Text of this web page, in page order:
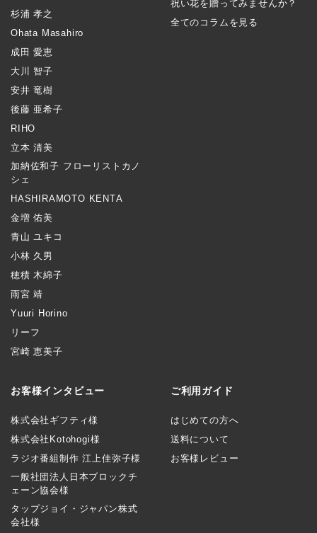
杉浦 孝之
Ohata Masahiro
成田 愛恵
大川 智子
安井 竜樹
後藤 亜希子
RIHO
立本 清美
加納佐和子 フローリストカノ
シェ
HASHIRAMOTO KENTA
金増 佑美
青山 ユキコ
小林 久男
穂積 木綿子
雨宮 靖
Yuuri Horino
リーフ
宮崎 恵美子
祝い花を贈ってみませんか？
全てのコラムを見る
お客様インタビュー
株式会社ギフティ様
株式会社Kotohogi様
ラジオ番組制作 江上佳弥子様
一般社団法人日本ブロックチ
ェーン協会様
タップジョイ・ジャパン株式
会社様
ご利用ガイド
はじめての方へ
送料について
お客様レビュー